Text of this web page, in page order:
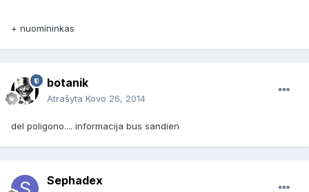
+ nuomininkas
botanik
Atrašyta Kovo 26, 2014
del poligono.... informacija bus sandien
Sephadex